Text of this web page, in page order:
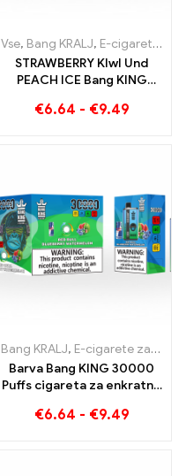
,E-cigarete za
Vse, Bang KRALJ, E-cigarete za enkratno uporabo Litva
STRAWBERRY KIwI Und
PEACH ICE Bang KING
za enkratno uporabo Puffs
€6.64 - €9.49
, E-cigarete za
Bang KRALJ, E-cigarete za enkratno uporabo Litva
Barva Bang KING 30000
Puffs cigareta za enkratno
Red Bull Energy
€6.64 - €9.49